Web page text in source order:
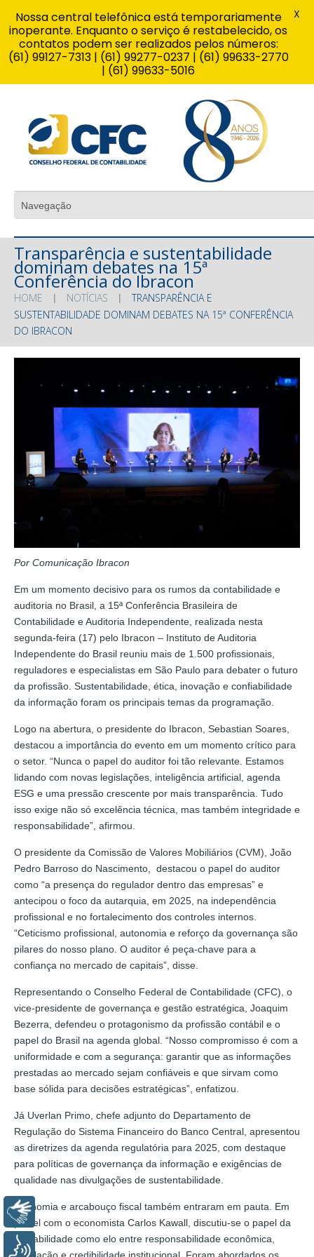
Transparência e sustentabilidade
dominam debates na 15ª
Conferência do Ibracon
HOME NOTÍCIAS
TRANSPARÊNCIA E
SUSTENTABILIDADE DOMINAM DEBATES NA 15ª CONFERÊNCIA
DO IBRACON
Por Comunicação Ibracon
Em um momento decisivo para os rumos da contabilidade e
auditoria no Brasil, a 15ª Conferência Brasileira de
Contabilidade e Auditoria Independente, realizada nesta
segunda-feira (17) pelo Ibracon – Instituto de Auditoria
Independente do Brasil reuniu mais de 1.500 profissionais,
reguladores e especialistas em São Paulo para debater o futuro
da profissão. Sustentabilidade, ética, inovação e confiabilidade
da informação foram os principais temas da programação.
Logo na abertura, o presidente do Ibracon, Sebastian Soares,
destacou a importância do evento em um momento crítico para
o setor. “Nunca o papel do auditor foi tão relevante. Estamos
lidando com novas legislações, inteligência artificial, agenda
ESG e uma pressão crescente por mais transparência. Tudo
isso exige não só excelência técnica, mas também integridade e
responsabilidade”, afirmou.
O presidente da Comissão de Valores Mobiliários (CVM), João
Pedro Barroso do Nascimento, destacou o papel do auditor
como “a presença do regulador dentro das empresas” e
antecipou o foco da autarquia, em 2025, na independência
profissional e no fortalecimento dos controles internos.
“Ceticismo profissional, autonomia e reforço da governança são
pilares do nosso plano. O auditor é peça-chave para a
confiança no mercado de capitais”, disse.
Representando o Conselho Federal de Contabilidade (CFC), o
vice-presidente de governança e gestão estratégica, Joaquim
Bezerra, defendeu o protagonismo da profissão contábil e o
papel do Brasil na agenda global. “Nosso compromisso é com a
uniformidade e com a segurança: garantir que as informações
prestadas ao mercado sejam confiáveis e que sirvam como
base sólida para decisões estratégicas”, enfatizou.
Já Uverlan Primo, chefe adjunto do Departamento de
Regulação do Sistema Financeiro do Banco Central, apresentou
as diretrizes da agenda regulatória para 2025, com destaque
para políticas de governança da informação e exigências de
qualidade nas divulgações de sustentabilidade.
Economia e arcabouço fiscal também entraram em pauta. Em
painel com o economista Carlos Kawall, discutiu-se o papel da
contabilidade como elo entre responsabilidade econômica,
Nossa central telefônica está temporariamente
inoperante. Enquanto o serviço é restabelecido, os
contatos podem ser realizados pelos números:
(61) 99127-7313 | (61) 99277-0237 | (61) 99633-2770
| (61) 99633-5016
X
Libras